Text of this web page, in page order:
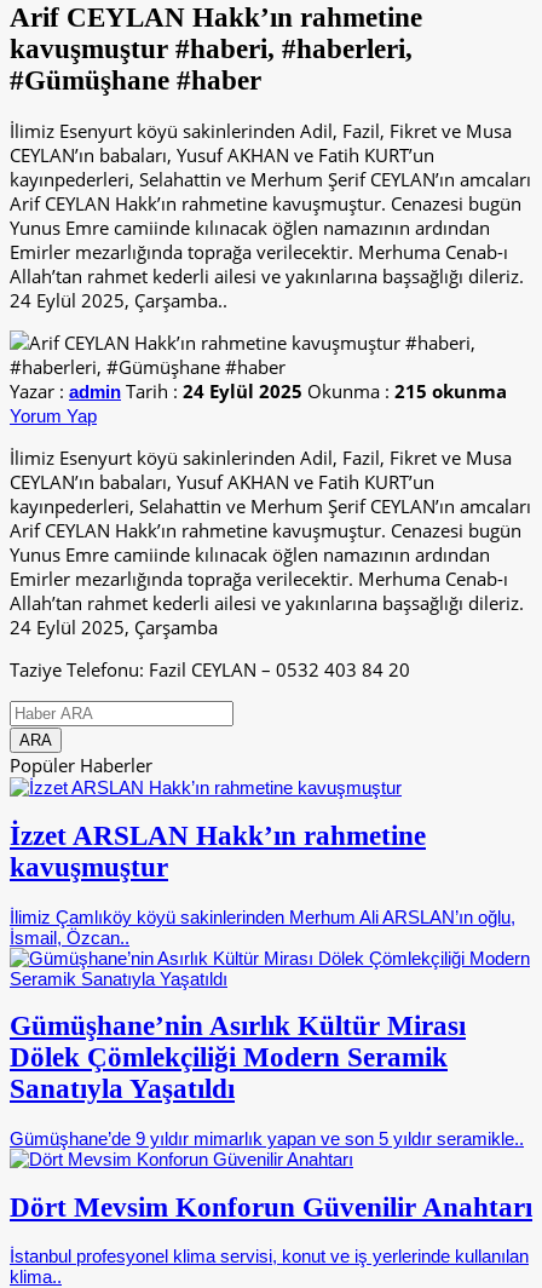
Arif CEYLAN Hakk’ın rahmetine
kavuşmuştur #haberi, #haberleri,
#Gümüşhane #haber
İlimiz Esenyurt köyü sakinlerinden Adil, Fazil, Fikret ve Musa
CEYLAN’ın babaları, Yusuf AKHAN ve Fatih KURT’un
kayınpederleri, Selahattin ve Merhum Şerif CEYLAN’ın amcaları
Arif CEYLAN Hakk’ın rahmetine kavuşmuştur. Cenazesi bugün
Yunus Emre camiinde kılınacak öğlen namazının ardından
Emirler mezarlığında toprağa verilecektir. Merhuma Cenab-ı
Allah’tan rahmet kederli ailesi ve yakınlarına başsağlığı dileriz.
24 Eylül 2025, Çarşamba..
Yazar : admin Tarih : 24 Eylül 2025 Okunma : 215 okunma
Yorum Yap
İlimiz Esenyurt köyü sakinlerinden Adil, Fazil, Fikret ve Musa
CEYLAN’ın babaları, Yusuf AKHAN ve Fatih KURT’un
kayınpederleri, Selahattin ve Merhum Şerif CEYLAN’ın amcaları
Arif CEYLAN Hakk’ın rahmetine kavuşmuştur. Cenazesi bugün
Yunus Emre camiinde kılınacak öğlen namazının ardından
Emirler mezarlığında toprağa verilecektir. Merhuma Cenab-ı
Allah’tan rahmet kederli ailesi ve yakınlarına başsağlığı dileriz.
24 Eylül 2025, Çarşamba
Taziye Telefonu: Fazil CEYLAN – 0532 403 84 20
Popüler Haberler
İzzet ARSLAN Hakk’ın rahmetine
kavuşmuştur
İlimiz Çamlıköy köyü sakinlerinden Merhum Ali ARSLAN’ın oğlu,
İsmail, Özcan..
Gümüşhane’nin Asırlık Kültür Mirası
Dölek Çömlekçiliği Modern Seramik
Sanatıyla Yaşatıldı
Gümüşhane’de 9 yıldır mimarlık yapan ve son 5 yıldır seramikle..
Dört Mevsim Konforun Güvenilir Anahtarı
İstanbul profesyonel klima servisi, konut ve iş yerlerinde kullanılan
klima..